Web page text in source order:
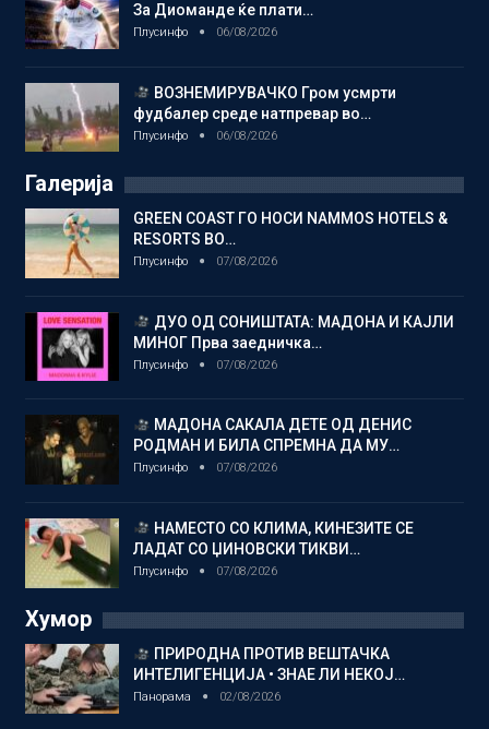
За Диоманде ќе плати…
Плусинфо 06/08/2026
ВОЗНЕМИРУВАЧКО Гром усмрти
фудбалер среде натпревар во…
Плусинфо 06/08/2026
Галерија
GREEN COAST ГО НОСИ NAMMOS HOTELS &
RESORTS ВО…
Плусинфо 07/08/2026
ДУО ОД СОНИШТАТА: МАДОНА И КАЈЛИ
МИНОГ Прва заедничка…
Плусинфо 07/08/2026
МАДОНА САКАЛА ДЕТЕ ОД ДЕНИС
РОДМАН И БИЛА СПРЕМНА ДА МУ…
Плусинфо 07/08/2026
НАМЕСТО СО КЛИМА, КИНЕЗИТЕ СЕ
ЛАДАТ СО ЏИНОВСКИ ТИКВИ…
Плусинфо 07/08/2026
Хумор
ПРИРОДНА ПРОТИВ ВЕШТАЧКА
ИНТЕЛИГЕНЦИЈА • ЗНАЕ ЛИ НЕКОЈ…
Панорама 02/08/2026